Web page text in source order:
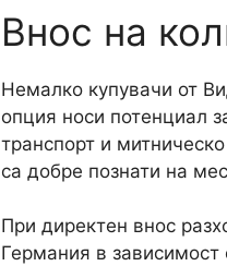
Внос на
Немалко купувачи от
опция носи потенциал
транспорт и
са добре познати на
При директен внос
Германия в зависимост